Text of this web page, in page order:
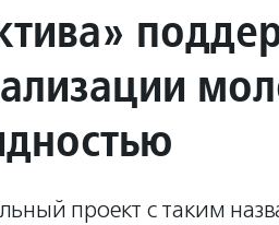
проект с таким